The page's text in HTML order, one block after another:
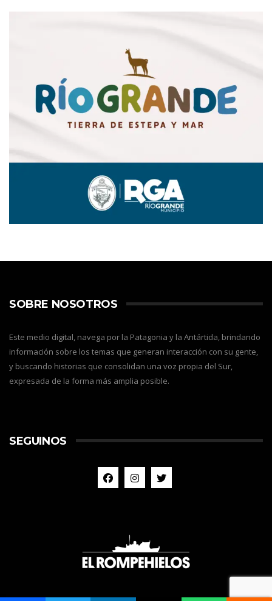
SOBRE NOSOTROS
Este medio digital, navega por la Patagonia y la Antártida, brindando
información sobre los temas que generan interacción con su gente,
y buscando historias que consolidan una voz propia del Sur,
expresada de la forma más amplia posible.
SEGUINOS